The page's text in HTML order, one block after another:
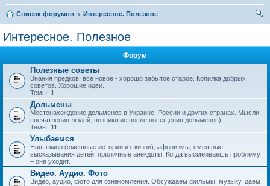
Список форумов
Интересное. Полезное
Интересное. Полезное
Форум
Полезные советы
Знания предков: всё новое - хорошо забытое старое. Копилка добрых
советов. Хорошие идеи.
Темы: 1
Дольмены
Местонахождение дольменов в Украине, России и других странах. Мысли,
впечатления людей, возникшие после посещения дольменов).
Темы: 11
Улыбаемся
Наш юмор (смешные истории из жизни), афоризмы, смешные
высказывания детей, приличные анекдоты. Когда высмеиваешь проблему
– она уходит.
Видео. Аудио. Фото
Видео, аудио, фото для ознакомления. Обсуждаем фильмы, музыку, даём